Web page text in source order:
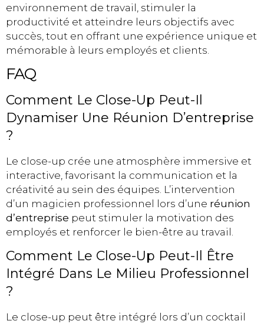
environnement de travail, stimuler la
productivité et atteindre leurs objectifs avec
succès, tout en offrant une expérience unique et
mémorable à leurs employés et clients.
FAQ
Comment Le Close-Up Peut-Il
Dynamiser Une Réunion D’entreprise
?
Le close-up crée une atmosphère immersive et
interactive, favorisant la communication et la
créativité au sein des équipes. L’intervention
d’un magicien professionnel lors d’une réunion
d’entreprise peut stimuler la motivation des
employés et renforcer le bien-être au travail.
Comment Le Close-Up Peut-Il Être
Intégré Dans Le Milieu Professionnel
?
Le close-up peut être intégré lors d’un cocktail